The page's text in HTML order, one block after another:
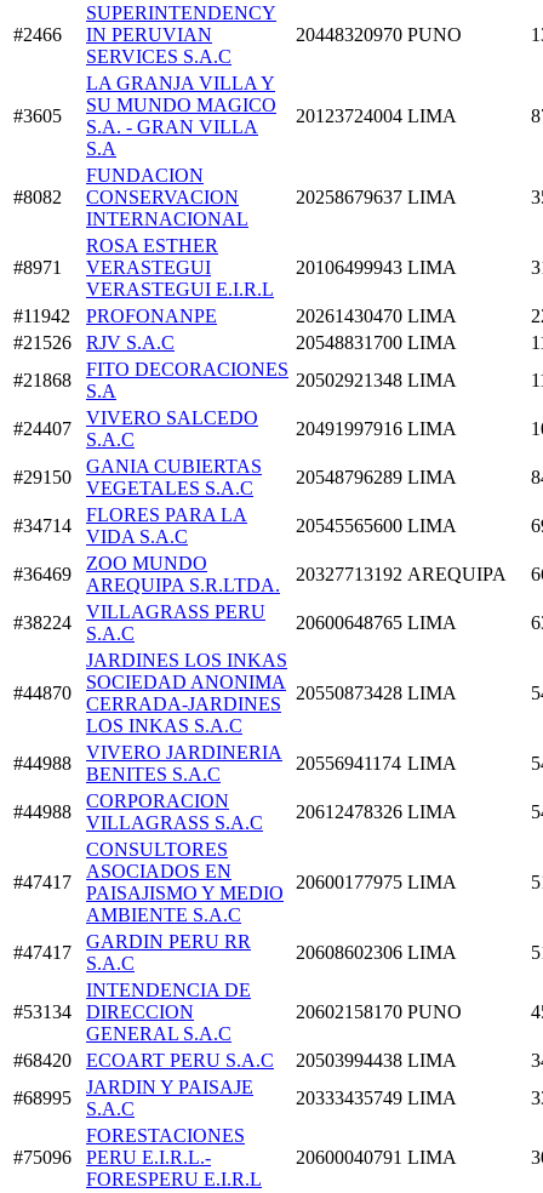
#2466
SUPERINTENDENCY
IN PERUVIAN
SERVICES S.A.C
20448320970 PUNO
#3605
LA GRANJA VILLA Y
SU MUNDO MAGICO
S.A. - GRAN VILLA
S.A
20123724004 LIMA
#8082
FUNDACION
CONSERVACION
INTERNACIONAL
20258679637 LIMA
#8971
ROSA ESTHER
VERASTEGUI
VERASTEGUI E.I.R.L
20106499943 LIMA
#11942 PROFONANPE 20261430470 LIMA
#21526
RJV S.A.C 20548831700 LIMA
#21868
FITO DECORACIONES
S.A
20502921348 LIMA
#24407
VIVERO SALCEDO
S.A.C
20491997916 LIMA
#29150
GANIA CUBIERTAS
VEGETALES S.A.C
20548796289 LIMA
#34714
FLORES PARA LA
VIDA S.A.C
20545565600 LIMA
#36469
ZOO MUNDO
AREQUIPA S.R.LTDA.
20327713192 AREQUIPA
#38224
VILLAGRASS PERU
S.A.C
20600648765 LIMA
#44870
JARDINES LOS INKAS
SOCIEDAD ANONIMA
CERRADA-JARDINES
LOS INKAS S.A.C
20550873428 LIMA
#44988
VIVERO JARDINERIA
BENITES S.A.C
20556941174 LIMA
#44988
CORPORACION
VILLAGRASS S.A.C
20612478326 LIMA
#47417
CONSULTORES
ASOCIADOS EN
PAISAJISMO Y MEDIO
AMBIENTE S.A.C
20600177975 LIMA
#47417
GARDIN PERU RR
S.A.C
20608602306 LIMA
#53134
INTENDENCIA DE
DIRECCION
GENERAL S.A.C
20602158170 PUNO
#68420 ECOART PERU S.A.C 20503994438 LIMA
#68995
JARDIN Y PAISAJE
S.A.C
20333435749 LIMA
#75096
FORESTACIONES
PERU E.I.R.L.-
FORESPERU E.I.R.L
20600040791 LIMA